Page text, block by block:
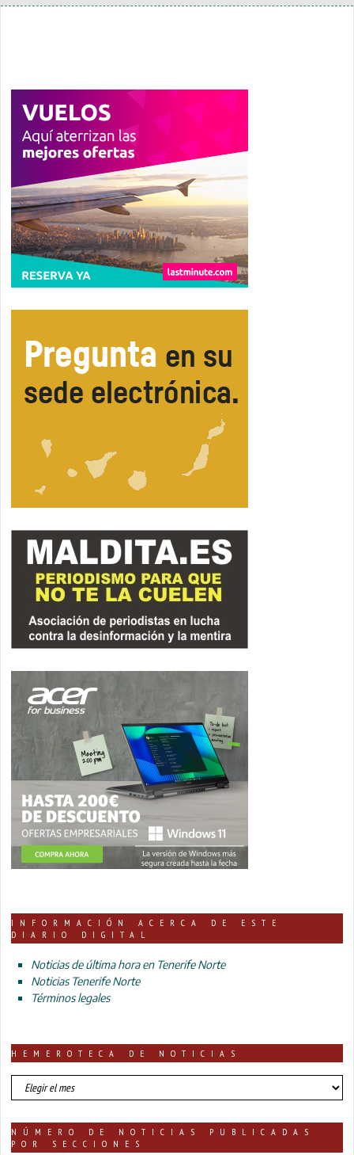
INFORMACIÓN ACERCA DE ESTE
DIARIO DIGITAL
Noticias de última hora en Tenerife Norte
Noticias Tenerife Norte
Términos legales
HEMEROTECA DE NOTICIAS
HEMEROTECA
DE
NÚMERO DE NOTICIAS PUBLICADAS
POR SECCIONES